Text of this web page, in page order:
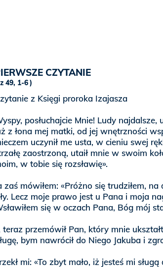
CZYTANIE
49, 1-6
z Księgi proroka Izajasza
posłuchajcie Mnie! Ludy najdalsze,
z łona mej matki, od jej wnętrzności
uczynił me usta, w cieniu swej
zaostrzoną, utaił mnie w swoim
w tobie się rozsławię».
zaś mówiłem: «Próżno się trudziłem,
Lecz moje prawo jest u Pana i moja
się w oczach Pana, Bóg mój
teraz przemówił Pan, który mnie
bym nawrócił do Niego Jakuba i
mi: «To zbyt mało, iż jesteś mi